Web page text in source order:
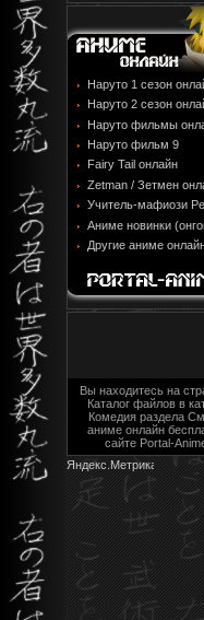
Наруто 1 сезон
Наруто 2 сезон
Наруто фильмы
Наруто фильм 9
Fairy Tail онлайн
Zetman / Зетмен
Учитель-мафиози
Аниме новинки
Другие аниме
Вы находитесь на
Каталог файлов в
Комедия раздела
аниме онлайн
сайте Portal-